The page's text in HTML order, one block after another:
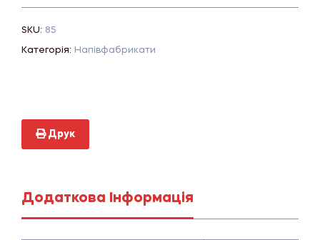
SKU: 85
Категорія: Напівфабрикати
Друк
Додаткова Інформація